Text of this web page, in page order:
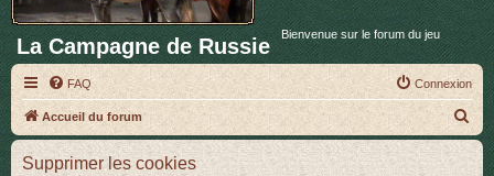
La Campagne de Russie Bienvenue sur le forum du jeu
FAQ Connexion
Accueil du forum
e
c
Supprimer les cookies